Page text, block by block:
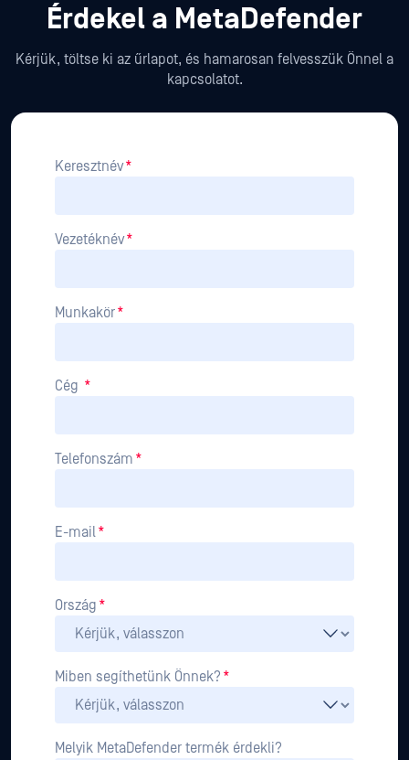
Érdekel a MetaDefender
Kérjük, töltse ki az űrlapot, és hamarosan felvesszük Önnel a
kapcsolatot.
Keresztnév*
Vezetéknév*
Munkakör*
Cég *
Telefonszám *
E-mail*
Ország *
Miben segíthetünk Önnek? *
Melyik MetaDefender termék érdekli?